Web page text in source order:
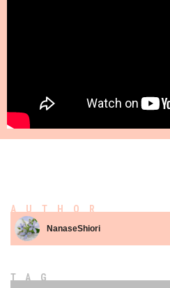
AUTHOR
NanaseShiori
TAG